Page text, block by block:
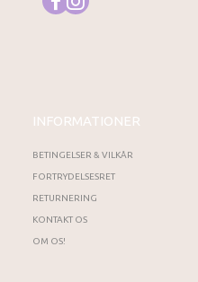
INFORMATIONER
BETINGELSER & VILKÅR
FORTRYDELSESRET
RETURNERING
KONTAKT OS
OM OS!